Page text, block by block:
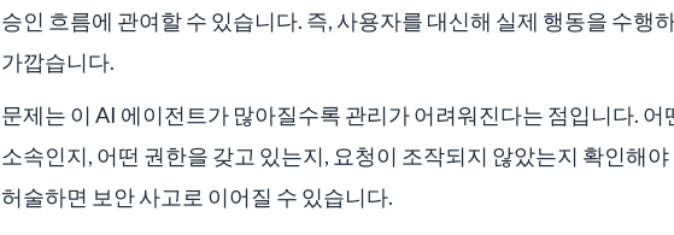
승인 흐름에 관여할 수 있습니다. 즉, 사용자를 대신해 실제 행동을 수행
가깝습니다.
문제는 이 AI 에이전트가 많아질수록 관리가 어려워진다는 점입니다.
소속인지, 어떤 권한을 갖고 있는지, 요청이 조작되지 않았는지 확인해야
허술하면 보안 사고로 이어질 수 있습니다.